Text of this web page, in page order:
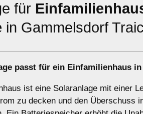
für
in Gammelsdorf
passt für ein Einfamilienhaus
ist eine Solaranlage mit einer
zu decken und den Überschuss